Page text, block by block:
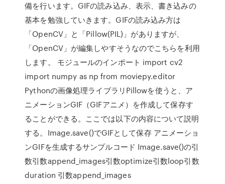
備を行います。GIFの読み込み、表示、書き込みの
基本を勉強していきます。GIFの読み込み方は
「OpenCV」と「Pillow(PIL)」がありますが、
「OpenCV」が編集しやすそうなのでこちらを利用
します。 モジュールのインポート import cv2
import numpy as np from moviepy.editor
Pythonの画像処理ライブラリPillowを使うと、ア
ニメーションGIF（GIFアニメ）を作成して保存す
ることができる。ここでは以下の内容について説明
する。Image.save()でGIFとして保存 アニメーショ
ンGIFを生成するサンプルコード Image.save()の引
数引数append_images引数optimize引数loop引数
duration 引数append_images